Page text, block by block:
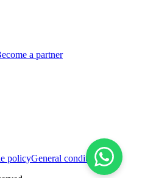
a partner
policyGeneral conditions